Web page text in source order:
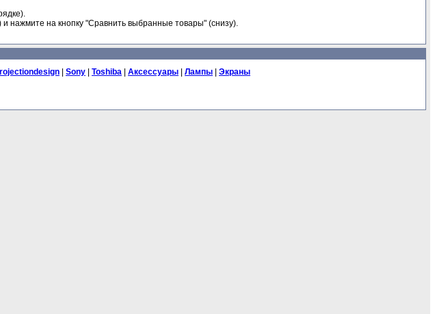
нажмите на кнопку "Сравнить выбранные товары" (снизу).
Sony Toshiba Аксессуары Лампы
Экраны